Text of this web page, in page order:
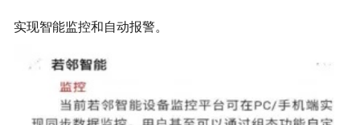
实现智能监控和自动报警。